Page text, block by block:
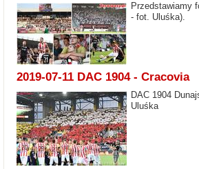
Przedstawiamy
- fot. Uluśka).
2019-07-11 DAC 1904 - Cracovia
DAC 1904
Uluśka